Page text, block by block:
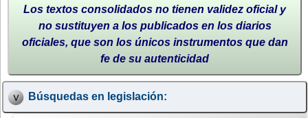
Los textos consolidados no tienen validez oficial y
no sustituyen a los publicados en los diarios
oficiales, que son los únicos instrumentos que dan
fe de su autenticidad
Búsquedas en legislación: